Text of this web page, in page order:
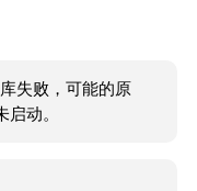
失败，可能的原
动。